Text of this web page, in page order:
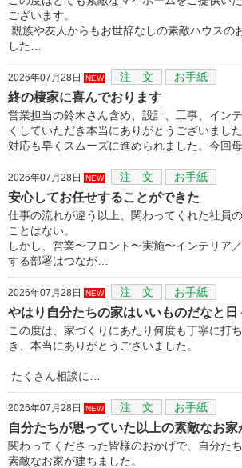
ございます。
親族や友人からもお世辞なしの素敵ハウスの
した…
2026年07月28日 NEW 注 文 お手紙
終の棲家に喜んでおります
営業担当の鈴木さん含め、設計、工事、イン
くしていただき本当にありがとうございました
対応も早くスムーズに進められました。今回
2026年07月28日 NEW 注 文 お手紙
安心してお任せすることができた
仕事の流れが違う以上、関わってくれた社員
ことはない。
しかし、営業〜フロント〜実施〜インテリア
する部署はつなが…
2026年07月28日 NEW 注 文 お手紙
やはり自分たちの家はいいものだなと
この度は、家づくりにあたり何度も丁寧に打
き、本当にありがとうございました。
たくさん相談に…
2026年07月28日 NEW 注 文 お手紙
自分たちが思っていた以上の素敵なお家
関わってくださった皆様のおかげで、自分た
素敵なお家が建ちました。